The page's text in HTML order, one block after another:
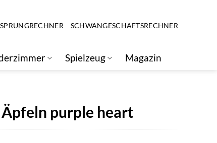
SCHWANGESCHAFTSRECHNER
Spielzeug Magazin
purple heart